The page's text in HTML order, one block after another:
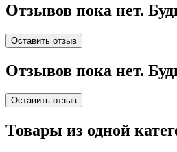
Отзывов пока нет.
Оставить отзыв
Отзывов пока нет.
Оставить отзыв
Товары из одной